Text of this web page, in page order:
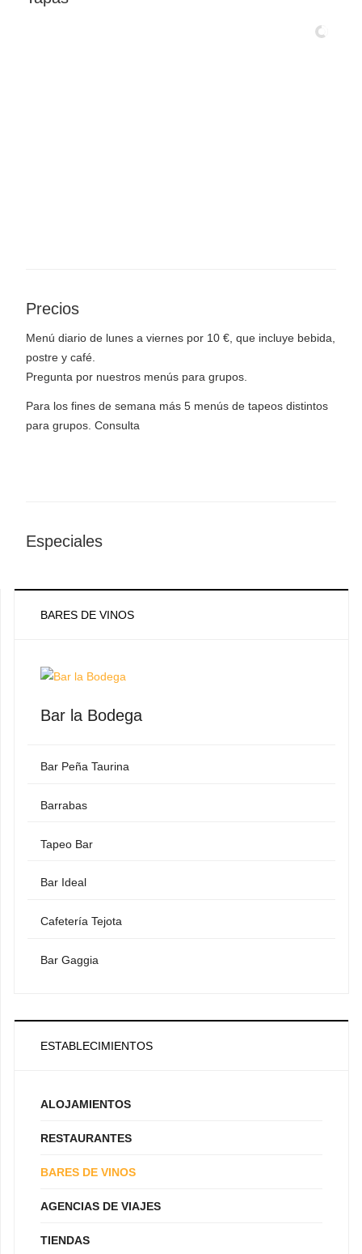
Precios
Menú diario de lunes a viernes por 10 €, que incluye bebida,
postre y café.
Pregunta por nuestros menús para grupos.
Para los fines de semana más 5 menús de tapeos distintos
para grupos. Consulta
Especiales
BARES DE VINOS
Bar la Bodega
Bar Peña Taurina
Barrabas
Tapeo Bar
Bar Ideal
Cafetería Tejota
Bar Gaggia
ESTABLECIMIENTOS
ALOJAMIENTOS
RESTAURANTES
BARES DE VINOS
AGENCIAS DE VIAJES
TIENDAS